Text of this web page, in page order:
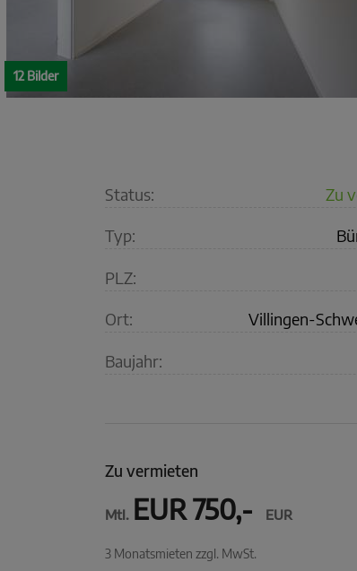
12 Bilder
Status: Zu
Typ:
PLZ:
Ort: Villingen-
Baujahr:
Zu vermieten
Mtl. EUR 750,- EUR
3 Monatsmieten zzgl. MwSt.